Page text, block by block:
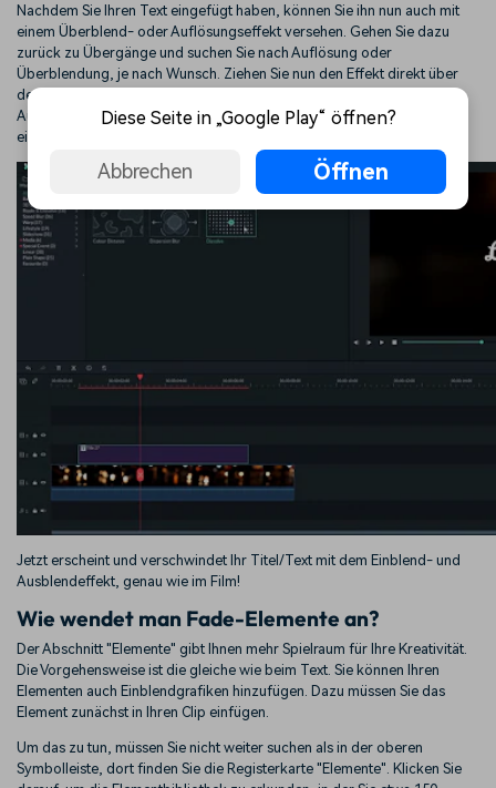
Nachdem Sie Ihren Text eingefügt haben, können Sie ihn nun auch mit
einem Überblend- oder Auflösungseffekt versehen. Gehen Sie dazu
zurück zu Übergänge und suchen Sie nach Auflösung oder
Überblendung, je nach Wunsch. Ziehen Sie nun den Effekt direkt über
den Clip, in dem Sie Ihren Titel platziert haben, und legen Sie ihn ab.
Auch hier verwenden Sie den Effekt zweimal, einmal am Anfang und
einmal am Ende.
Jetzt erscheint und verschwindet Ihr Titel/Text mit dem Einblend- und
Ausblendeffekt, genau wie im Film!
Wie wendet man Fade-Elemente an?
Der Abschnitt "Elemente" gibt Ihnen mehr Spielraum für Ihre Kreativität.
Die Vorgehensweise ist die gleiche wie beim Text. Sie können Ihren
Elementen auch Einblendgrafiken hinzufügen. Dazu müssen Sie das
Element zunächst in Ihren Clip einfügen.
Um das zu tun, müssen Sie nicht weiter suchen als in der oberen
Symbolleiste, dort finden Sie die Registerkarte "Elemente". Klicken Sie
Diese Seite in „Google Play“ öffnen?
Abbrechen Öffnen